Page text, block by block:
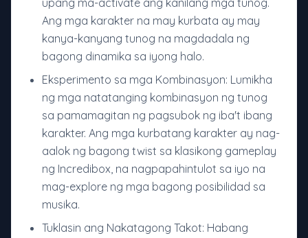
upang ma-activate ang kanilang mga tunog.
Ang mga karakter na may kurbata ay may
kanya-kanyang tunog na magdadala ng
bagong dinamika sa iyong halo.
Eksperimento sa mga Kombinasyon: Lumikha
ng mga natatanging kombinasyon ng tunog
sa pamamagitan ng pagsubok ng iba't ibang
karakter. Ang mga kurbatang karakter ay nag-
aalok ng bagong twist sa klasikong gameplay
ng Incredibox, na nagpapahintulot sa iyo na
mag-explore ng mga bagong posibilidad sa
musika.
Tuklasin ang Nakatagong Takot: Habang